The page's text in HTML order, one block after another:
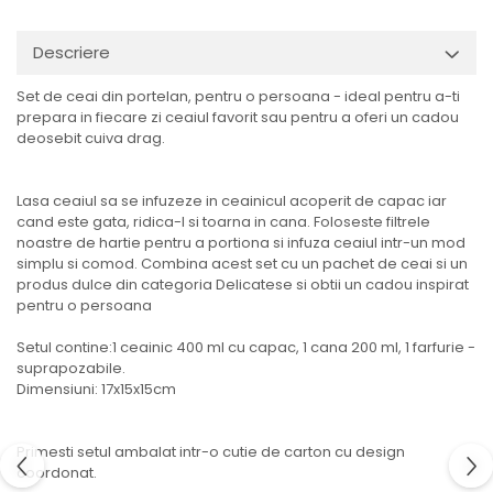
Descriere
Set de ceai din portelan, pentru o persoana - ideal pentru a-ti
prepara in fiecare zi ceaiul favorit sau pentru a oferi un cadou
deosebit cuiva drag.
Lasa ceaiul sa se infuzeze in ceainicul acoperit de capac iar
cand este gata, ridica-l si toarna in cana. Foloseste filtrele
noastre de hartie pentru a portiona si infuza ceaiul intr-un mod
simplu si comod. Combina acest set cu un pachet de ceai si un
produs dulce din categoria Delicatese si obtii un cadou inspirat
pentru o persoana
Setul contine:1 ceainic 400 ml cu capac, 1 cana 200 ml, 1 farfurie -
suprapozabile.
Dimensiuni: 17x15x15cm
Primesti setul ambalat intr-o cutie de carton cu design
coordonat.